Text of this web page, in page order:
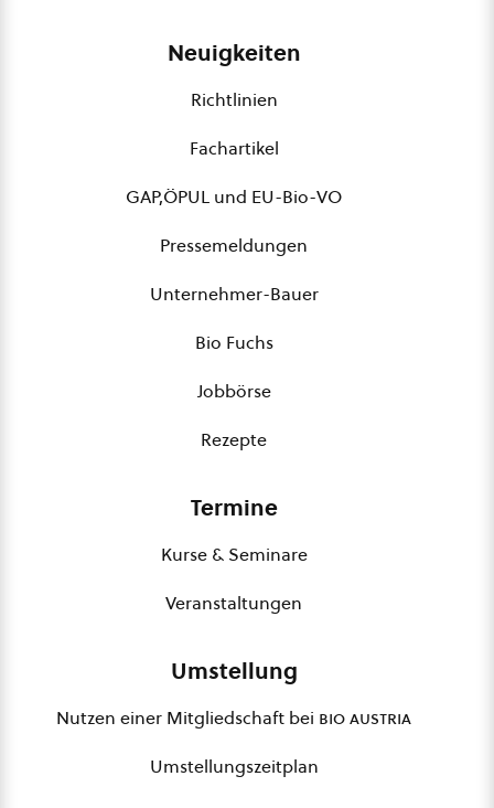
Neuigkeiten
Richtlinien
Fachartikel
GAP,ÖPUL und EU-Bio-VO
Pressemeldungen
Unternehmer-Bauer
Bio Fuchs
Jobbörse
Rezepte
Termine
Kurse & Seminare
Veranstaltungen
Umstellung
Nutzen einer Mitgliedschaft bei bio austria
Umstellungszeitplan